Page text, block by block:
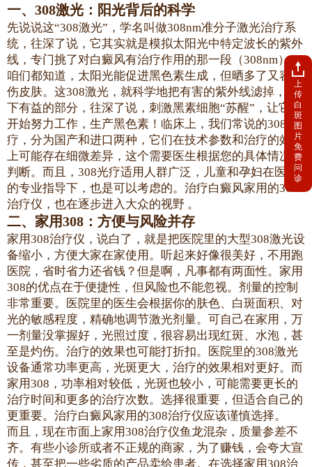
一、308激光：阳光背后的科学
先说说这“308激光”，学名叫做308nm准分子激光治疗系
统，往深了说，它其实就是模拟太阳光中特定波长的紫外
线，专门挑了对白癜风有治疗作用的那一段（308nm）。
咱们都知道，太阳光能促进黑色素生成，但晒多了又容易
伤皮肤。这308激光，就科学地把有害的紫外线滤掉，留
下有益的部分，往深了说，刺激黑素细胞“苏醒”，让它们
开始努力工作，生产黑色素！临床上，我们常说的308光
疗，分为国产和进口两种，它们在技术参数和治疗的效果
上可能存在细微差异，这个需要医生根据您的具体情况来
判断。而且，308光疗适用人群广泛，儿童和孕妇在医生
的专业指导下，也是可以考虑的。治疗白癜风家用的308
治疗仪，也在逐步进入大众的视野 。
二、家用308：方便与风险并存
家用308治疗仪，说白了，就是把医院里的大型308激光设
备缩小，方便大家在家使用。听起来好像很美好，不用跑
医院，省时省力还省钱？但是啊，凡事都有两面性。家用
308的优点在于便捷性，但风险也不能忽视。剂量的控制
非常重要。医院里的医生会根据你的肤色、白斑面积、对
光的敏感程度，精确地调节激光剂量。可自己在家用，万
一剂量没掌握好，光照过度，很容易出现红斑、水泡，甚
至是灼伤。治疗的效果也可能打折扣。医院里的308激光
设备通常功率更高，光斑更大，治疗的效果相对更好。而
家用308，功率相对较低，光斑也较小，可能需要更长的
治疗时间和更多的治疗次数。选择很重要，但适合自己的
更重要。治疗白癜风家用的308治疗仪应该谨慎选择。
而且，现在市面上家用308治疗仪鱼龙混杂，质量参差不
齐。有些小诊所或者不正规的商家，为了赚钱，会夸大宣
传，甚至把一些劣质的产品卖给患者。在选择家用308治
上
传
白
斑
图
片
免
费
问
诊